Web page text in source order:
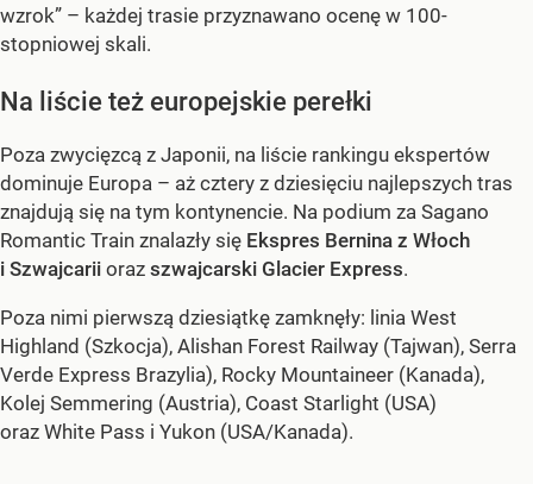
wzrok” – każdej trasie przyznawano ocenę w 100-
stopniowej skali.
Na liście też europejskie perełki
Poza zwycięzcą z Japonii, na liście rankingu ekspertów
dominuje Europa – aż cztery z dziesięciu najlepszych tras
znajdują się na tym kontynencie. Na podium za Sagano
Romantic Train znalazły się Ekspres Bernina z Włoch
i Szwajcarii oraz szwajcarski Glacier Express.
Poza nimi pierwszą dziesiątkę zamknęły: linia West
Highland (Szkocja), Alishan Forest Railway (Tajwan), Serra
Verde Express Brazylia), Rocky Mountaineer (Kanada),
Kolej Semmering (Austria), Coast Starlight (USA)
oraz White Pass i Yukon (USA/Kanada).